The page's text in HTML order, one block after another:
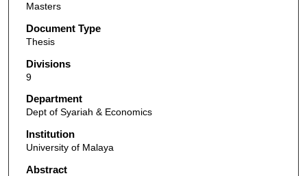
Masters
Document Type
Thesis
Divisions
9
Department
Dept of Syariah & Economics
Institution
University of Malaya
Abstract